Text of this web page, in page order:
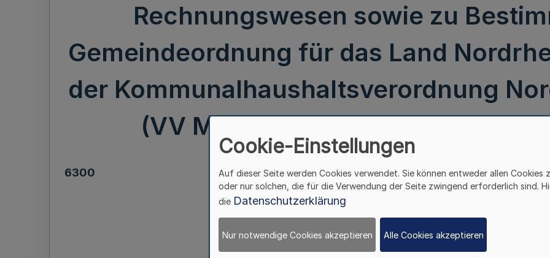
Rechnungswesen sowie zu
Gemeindeordnung für das Land
der Kommunalhaushaltsverordnung
(VV Muster zur GO NRW und
6300
Änderung des Runderlasses
„Muster für das doppische Rechnungswesen sowie zu
Gemeindeordnung für das Land Nordrhein-Westfalen
Kommunalhaushaltsverordnung Nordrhein-
Cookie-Einstellungen
Auf dieser Seite werden Cookies verwendet. Sie können entweder allen Cookies
oder nur solchen, die für die Verwendung der Seite zwingend erforderlich sind.
die Datenschutzerklärung
Nur notwendige Cookies akzeptieren Alle Cookies akzeptieren